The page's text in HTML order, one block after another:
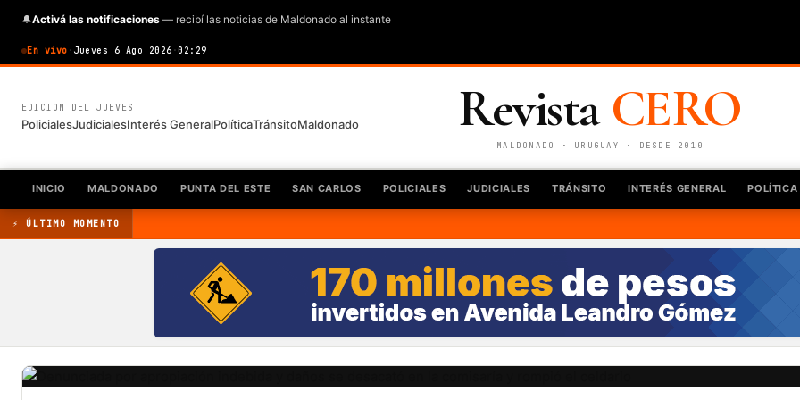
🔔Activá las notificaciones — recibí las noticias de Maldonado al instante
En vivo · Jueves 6 Ago 2026 ·02:29
EDICION DEL JUEVES
PolicialesJudicialesInterés GeneralPolíticaTránsitoMaldonado RevistaCERO
MALDONADO · URUGUAY · DESDE 2010
INICIO MALDONADO PUNTA DEL ESTE SAN CARLOS POLICIALES JUDICIALES TRÁNSITO INTERÉS GENERAL POLÍTICA
⚡ ÚLTIMO MOMENTO